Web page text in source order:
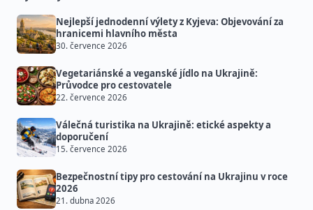
Nejlepší jednodenní výlety z Kyjeva: Objevování za
hranicemi hlavního města
30. července 2026
Vegetariánské a veganské jídlo na Ukrajině:
Průvodce pro cestovatele
22. července 2026
Válečná turistika na Ukrajině: etické aspekty a
doporučení
15. července 2026
Bezpečnostní tipy pro cestování na Ukrajinu v roce
2026
21. dubna 2026